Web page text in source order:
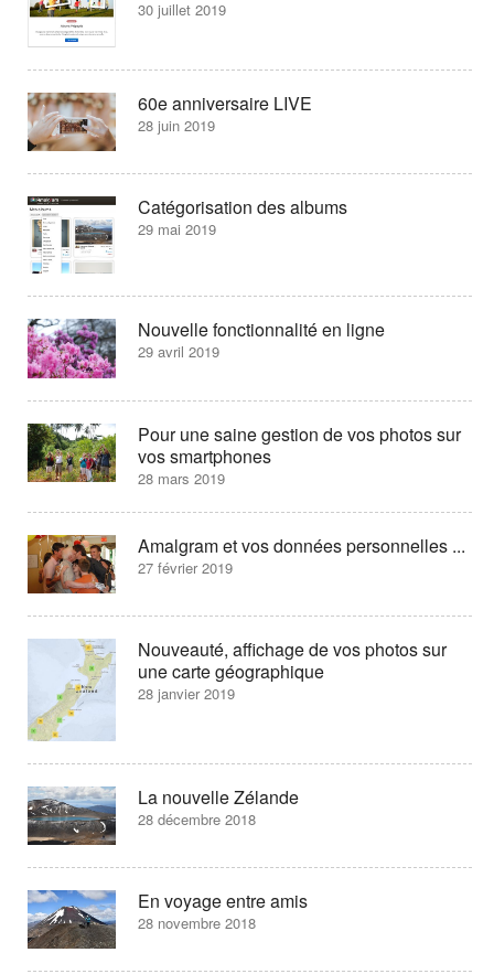
30 juillet 2019
60e anniversaire LIVE
28 juin 2019
Catégorisation des albums
29 mai 2019
Nouvelle fonctionnalité en ligne
29 avril 2019
Pour une saine gestion de vos photos sur
vos smartphones
28 mars 2019
Amalgram et vos données personnelles ...
27 février 2019
Nouveauté, affichage de vos photos sur
une carte géographique
28 janvier 2019
La nouvelle Zélande
28 décembre 2018
En voyage entre amis
28 novembre 2018